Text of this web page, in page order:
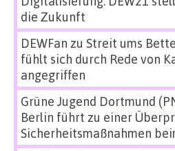
die Zukunft
DEWFan zu Streit ums
fühlt sich durch Rede von
angegriffen
Grüne Jugend Dortmund
Berlin führt zu einer
Sicherheitsmaßnahmen